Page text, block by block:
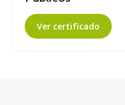
Ver certificado